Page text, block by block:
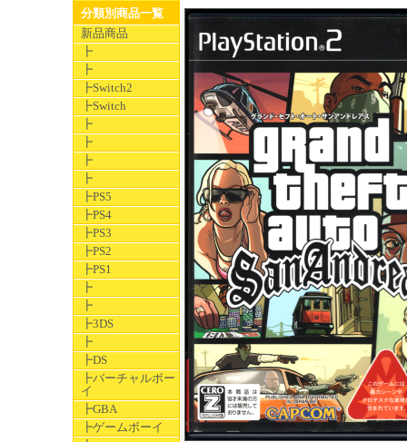
分類別商品一覧
新品商品
┣
┣
┣Switch2
┣Switch
┣
┣
┣
┣
┣PS5
┣PS4
┣PS3
┣PS2
┣PS1
┣
┣
┣3DS
┣
┣DS
┣バーチャルボー
イ
┣GBA
┣ゲームボーイ